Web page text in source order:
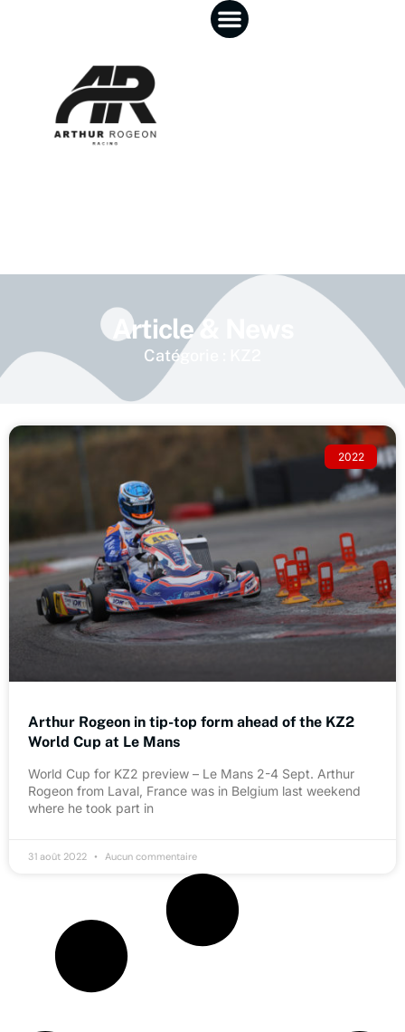
Article & News
Catégorie : KZ2
2022
Arthur Rogeon in tip-top form ahead of the KZ2
World Cup at Le Mans
World Cup for KZ2 preview – Le Mans 2-4 Sept. Arthur
Rogeon from Laval, France was in Belgium last weekend
where he took part in
31 août 2022 Aucun commentaire